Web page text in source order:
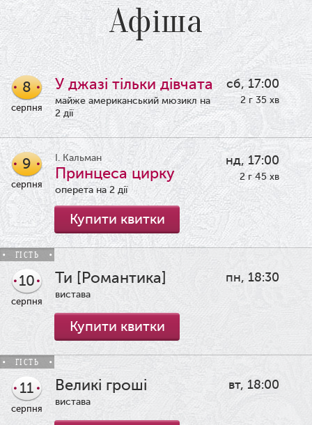
Афіша
8
серпня
У джазі тільки дівчата
майже американський мюзикл на
2 дії
сб, 17:00
2 г 35 хв
9
серпня
І. Кальман
Принцеса цирку
оперета на 2 дії
нд, 17:00
2 г 45 хв
Купити квитки
ГІСТЬ
10
серпня
Ти [Романтика]
вистава
пн, 18:30
Купити квитки
ГІСТЬ
11
серпня
Великі гроші
вистава
вт, 18:00